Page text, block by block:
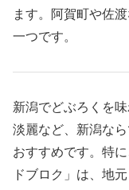
ます。阿賀町や佐
一つです。
新潟でどぶろくを
淡麗など、新潟な
おすすめです。特
ドブロク」は、地